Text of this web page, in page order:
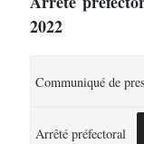
2022
Communiqué de
Arrêté préfectoral